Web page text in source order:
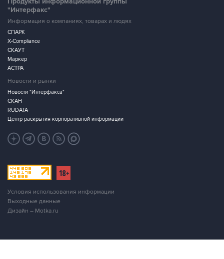
"Интерфакс"
Информация о компаниях, товарах и людях
СПАРК
X-Compliance
СКАУТ
Маркер
АСТРА
Новости и рынки
Новости "Интерфакса"
СКАН
RUDATA
Центр раскрытия корпоративной информации
Условия использования информации
Выходные данные
Дизайн – Motka.ru